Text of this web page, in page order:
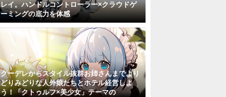
レイ。ハンドルコントローラー×クラウドゲ
ーミングの底力を体感
クーデレからスタイル抜群お姉さんまでより
どりみどりな人外娘たちとホテル経営しよ
う！「クトゥルフ×美少女」テーマの